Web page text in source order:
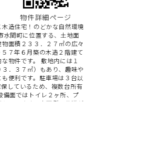
物件詳細ページ
造住宅！のどかな自然環境
水間町に位置する、土地面
面積２３３．２７㎡の広々
７年６月築の木造２階建て
物件です。 敷地内には１
．３７㎡）もあり、趣味や
便利です。駐車場は３台以
しているため、複数台所有
備面ではトイレ２ヶ所、プ
しています。南西側に公道が